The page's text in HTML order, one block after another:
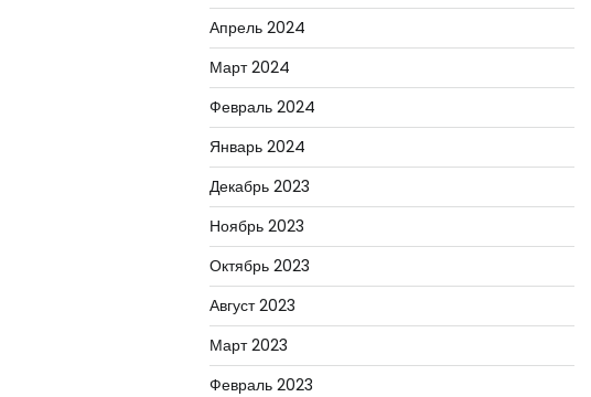
Апрель 2024
Март 2024
Февраль 2024
Январь 2024
Декабрь 2023
Ноябрь 2023
Октябрь 2023
Август 2023
Март 2023
Февраль 2023